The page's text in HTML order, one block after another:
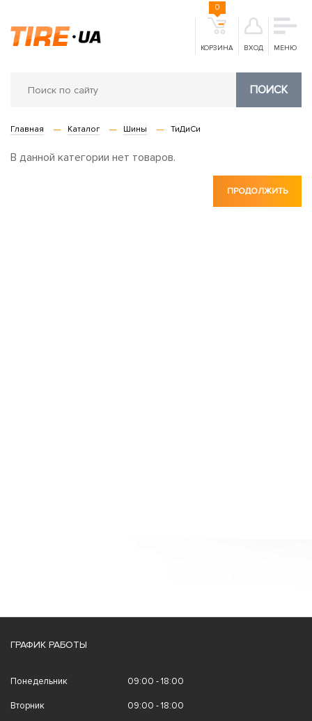
КОРЗИНА
0
ВХОД МЕНЮ
ПОИСК
Главная Каталог Шины ТиДиСи
В данной категории нет товаров.
ПРОДОЛЖИТЬ
ГРАФИК РАБОТЫ
Понедельник 09:00 - 18:00
Вторник 09:00 - 18:00